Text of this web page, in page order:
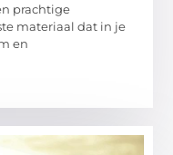
prachtige
materiaal dat in je
en